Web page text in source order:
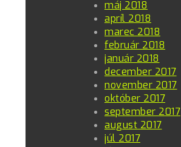
máj 2018
apríl 2018
marec 2018
február 2018
január 2018
december 2017
november 2017
október 2017
september 2017
august 2017
júl 2017